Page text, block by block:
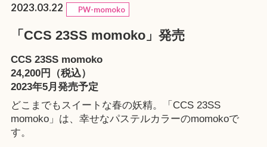
2023.03.22 PW-momoko
「CCS 23SS momoko」発売
CCS 23SS momoko
24,200円（税込）
2023年5月発売予定
どこまでもスイートな春の妖精。「CCS 23SS
momoko」は、幸せなパステルカラーのmomokoで
す。